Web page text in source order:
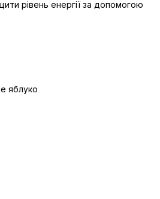
рівень енергії за допомогою
яблуко